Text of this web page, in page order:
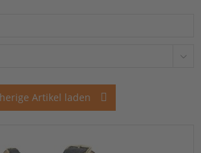
Artikel laden